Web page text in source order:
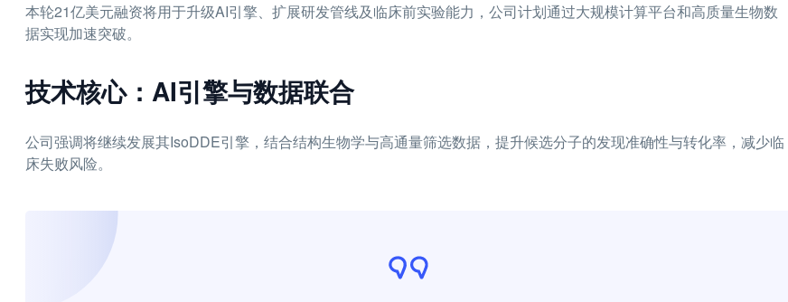
本轮21亿美元融资将用于升级AI引擎、扩展研发管线及临床前实验能力，公司计划通过大规模计算平台和高质量生物数
据实现加速突破。
技术核心：AI引擎与数据联合
公司强调将继续发展其IsoDDE引擎，结合结构生物学与高通量筛选数据，提升候选分子的发现准确性与转化率，减少临
床失败风险。